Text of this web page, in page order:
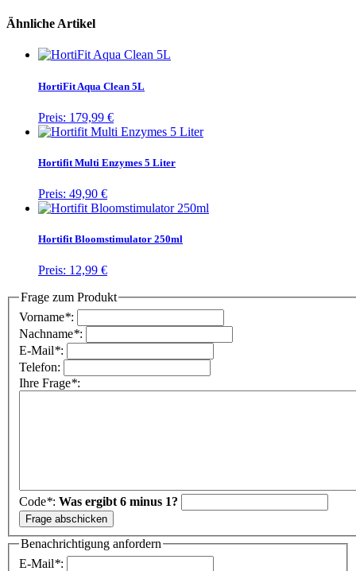
Ähnliche Artikel
HortiFit Aqua Clean 5L
Preis: 179,99 €
Hortifit Multi Enzymes 5 Liter
Preis: 49,90 €
Hortifit Bloomstimulator 250ml
Preis: 12,99 €
Frage zum Produkt
Vorname*:
Nachname*:
E-Mail*:
Telefon:
Ihre Frage*:
Code*: Was ergibt 6 minus 1?
Benachrichtigung anfordern
E-Mail*: